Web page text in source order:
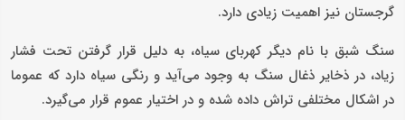
گرجستان نیز اهمیت زیادی دارد.
سنگ شبق با نام دیگر کهربای سیاه، به دلیل قرار گرفتن تحت فشار
زیاد، در ذخایر ذغال سنگ به وجود می‌آید و رنگی سیاه دارد که عموما
در اشکال‌ مختلفی تراش داده شده و در اختیار عموم قرار می‌گیرد.